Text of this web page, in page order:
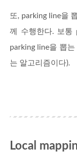
또, parking line을
께 수행한다. 보통
parking line을 뽑는
는 알고리즘이다).
Local